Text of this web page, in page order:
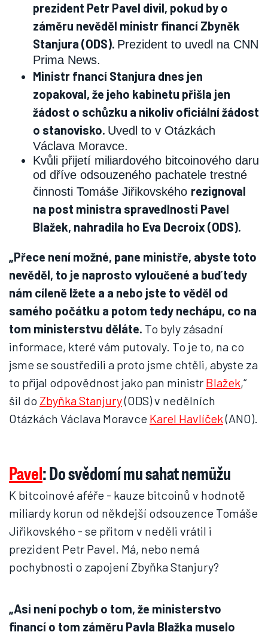
prezident Petr Pavel divil, pokud by o
záměru nevěděl ministr financí Zbyněk
Stanjura (ODS). Prezident to uvedl na CNN
Prima News.
Ministr fnancí Stanjura dnes jen
zopakoval, že jeho kabinetu přišla jen
žádost o schůzku a nikoliv oficiální žádost
o stanovisko. Uvedl to v Otázkách
Václava Moravce.
Kvůli přijetí miliardového bitcoinového daru
od dříve odsouzeného pachatele trestné
činnosti Tomáše Jiřikovského rezignoval
na post ministra spravedlnosti Pavel
Blažek, nahradila ho Eva Decroix (ODS).
„Přece není možné, pane ministře, abyste toto
nevěděl, to je naprosto vyloučené a buď tedy
nám cíleně lžete a a nebo jste to věděl od
samého počátku a potom tedy nechápu, co na
tom ministerstvu děláte. To byly zásadní
informace, které vám putovaly. To je to, na co
jsme se soustředili a proto jsme chtěli, abyste za
to přijal odpovědnost jako pan ministr Blažek,“
šil do Zbyňka Stanjury(ODS) v nedělních
Otázkách Václava Moravce Karel Havlíček(ANO).
Pavel: Do svědomí mu sahat nemůžu
K bitcoinové aféře - kauze bitcoinů v hodnotě
miliardy korun od někdejší odsouzence Tomáše
Jiřikovského - se přitom v neděli vrátil i
prezident Petr Pavel. Má, nebo nemá
pochybnosti o zapojení Zbyňka Stanjury?
„Asi není pochyb o tom, že ministerstvo
financí o tom záměru Pavla Blažka muselo